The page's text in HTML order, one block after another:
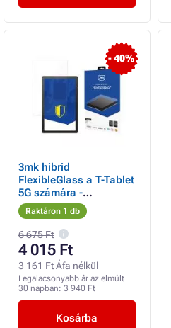
- 40%
3mk hibrid
FlexibleGlass a T-Tablet
5G számára -
Felbontott
Raktáron 1 db
6 675 Ft
4 015 Ft
3 161 Ft Áfa nélkül
Legalacsonyabb ár az elmúlt
30 napban: 3 940 Ft
Kosárba